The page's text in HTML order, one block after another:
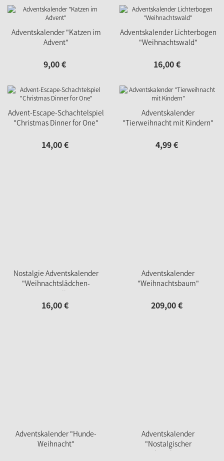
Adventskalender "Katzen im
Advent"
9,00€
Adventskalender Lichterbogen
"Weihnachtswald"
16,00€
Advent-Escape-Schachtelspiel
"Christmas Dinner for One"
14,00€
Adventskalender
"Tierweihnacht mit Kindern"
4,99€
Nostalgie Adventskalender
"Weihnachtslädchen-
Leporello"
16,00€
Adventskalender
"Weihnachtsbaum"
209,00€
Adventskalender "Hunde-
Weihnacht"
Adventskalender
"Nostalgischer
Weihnachtszug"